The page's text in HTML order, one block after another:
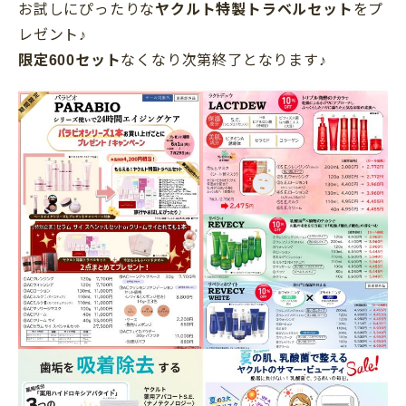
お試しにぴったりなヤクルト特製トラベルセット をプ
レゼント♪
限定600セットなくなり次第終了となります♪